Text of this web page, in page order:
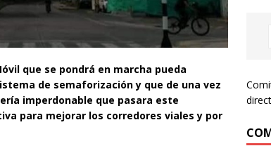
que se pondrá en marcha pueda
de semaforización y que de una vez
imperdonable que pasara este
para mejorar los corredores viales y por